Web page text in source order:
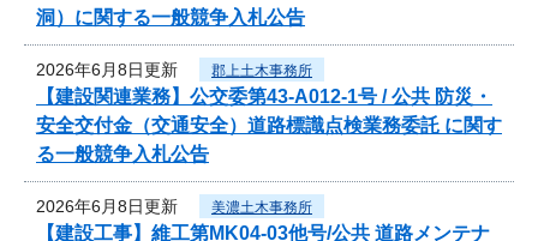
洞）に関する一般競争入札公告
2026年6月8日更新 郡上土木事務所
【建設関連業務】公交委第43-A012-1号 / 公共 防災・
安全交付金（交通安全）道路標識点検業務委託 に関す
る一般競争入札公告
2026年6月8日更新 美濃土木事務所
【建設工事】維工第MK04-03他号/公共 道路メンテナ